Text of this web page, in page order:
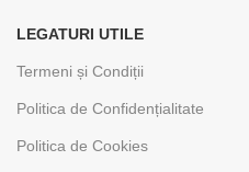
LEGATURI UTILE
Termeni și Condiții
Politica de Confidențialitate
Politica de Cookies